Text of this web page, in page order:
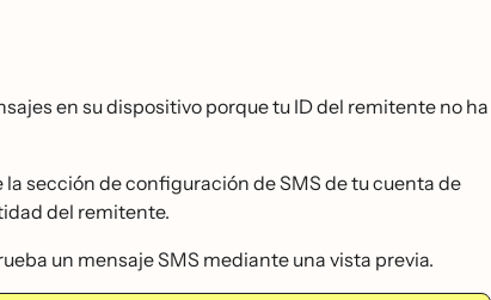
en su dispositivo porque tu ID del remitente no ha
la sección de configuración de SMS de tu cuenta de
del remitente.
un mensaje SMS mediante una vista previa.